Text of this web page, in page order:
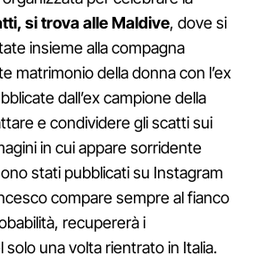
si trova alle Maldive, dove si
insieme alla compagna
matrimonio della donna con l’ex
dall’ex campione della
e condividere gli scatti sui
in cui appare sorridente
stati pubblicati su Instagram
compare sempre al fianco
recupererà i
una volta rientrato in Italia.